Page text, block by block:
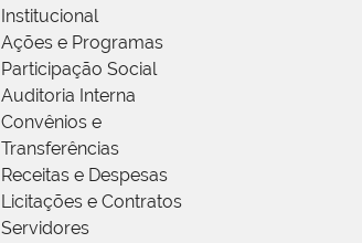
Institucional
Ações e Programas
Participação Social
Auditoria Interna
Convênios e
Transferências
Receitas e Despesas
Licitações e Contratos
Servidores